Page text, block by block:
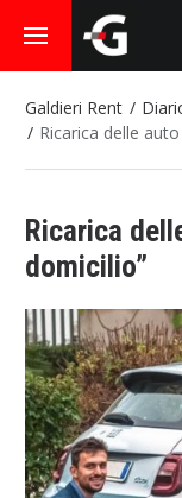
Galdieri Rent
Ricarica delle
Ricarica
domicilio”